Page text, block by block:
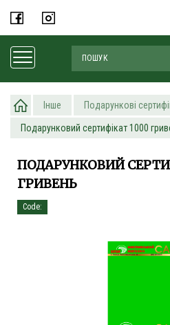
Інше Подарункові
Подарунковий сертифікат 1000
ПОДАРУНКОВИЙ
ГРИВЕНЬ
Code: